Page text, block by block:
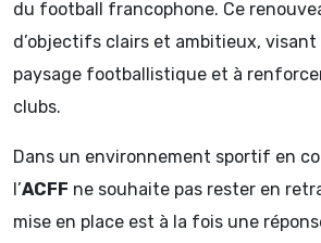
du football francophone. Ce
d’objectifs clairs et ambitieux, visant
paysage footballistique et à
clubs.
Dans un environnement sportif en
l’ACFF ne souhaite pas rester en
mise en place est à la fois une